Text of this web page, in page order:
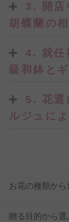
3. 開店
胡蝶蘭の
4. 就任
級和鉢と
5. 花選
ルジュに
お花の種類から
贈る目的から選